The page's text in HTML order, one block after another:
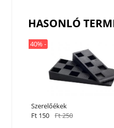
HASONLÓ
Szerelőékek
40% -
Ft 150 Ft 250